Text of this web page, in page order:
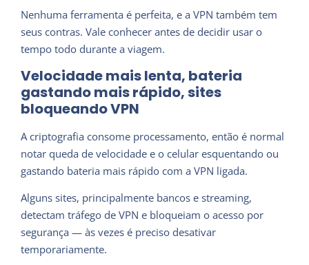
Nenhuma ferramenta é perfeita, e a VPN também tem
seus contras. Vale conhecer antes de decidir usar o
tempo todo durante a viagem.
Velocidade mais lenta, bateria
gastando mais rápido, sites
bloqueando VPN
A criptografia consome processamento, então é normal
notar queda de velocidade e o celular esquentando ou
gastando bateria mais rápido com a VPN ligada.
Alguns sites, principalmente bancos e streaming,
detectam tráfego de VPN e bloqueiam o acesso por
segurança — às vezes é preciso desativar
temporariamente.